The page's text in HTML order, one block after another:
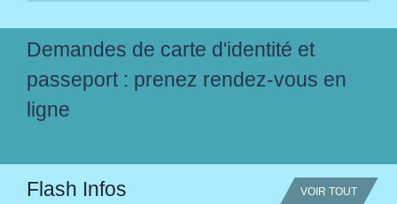
Demandes de carte d'identité et
passeport : prenez rendez-vous en
ligne
Flash Infos VOIR TOUT